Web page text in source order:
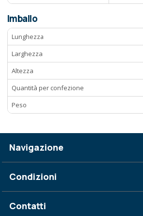
Imballo
Lunghezza
Larghezza
Altezza
Quantità per confezione
Peso
Navigazione
Condizioni
Contatti